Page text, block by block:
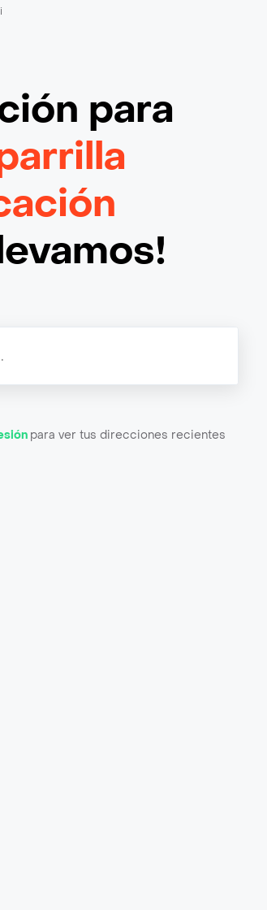
para
para ver tus direcciones recientes